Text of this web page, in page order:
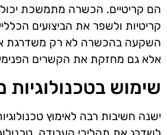
הם קריטיים. הכשרה מתמשכת
קריטיות ולשפר את הביצועים
השקעה בהכשרה לא רק משדרגת
אלא גם מחזקת את הקשרים
שימוש
ישנה חשיבות רבה לאימוץ